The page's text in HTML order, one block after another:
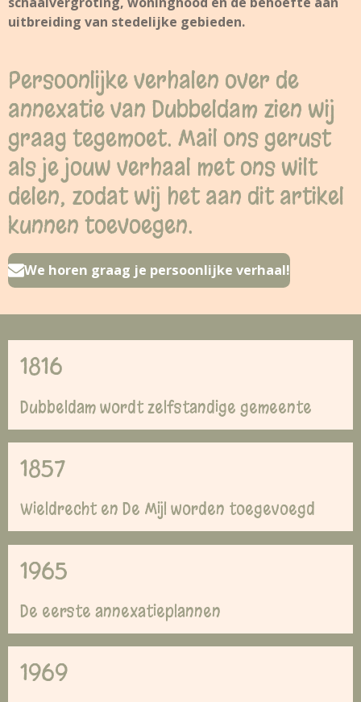
uitbreiding van stedelijke gebieden.
Persoonlijke verhalen over de
annexatie van Dubbeldam zien wij
graag tegemoet. Mail ons gerust
als je jouw verhaal met ons wilt
delen, zodat wij het aan dit artikel
kunnen toevoegen.
We horen graag je persoonlijke verhaal!
1816
Dubbeldam wordt zelfstandige gemeente
1857
Wieldrecht en De Mijl worden toegevoegd
1965
De eerste annexatieplannen
1969